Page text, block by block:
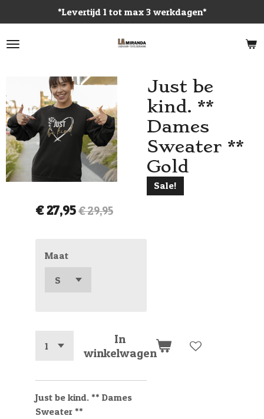
direct
naar
*Levertijd 1 tot max 3 werkdagen*
Just be
kind. **
Dames
Sweater **
Gold
Sale!
€ 27,95€ 29,95
Maat
In
winkelwagen
Just be kind. ** Dames
Sweater **